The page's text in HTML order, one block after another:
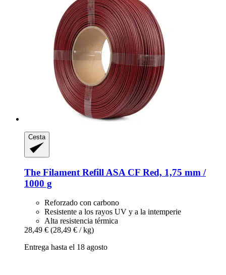
Cesta
The Filament Refill ASA CF Red, 1,75 mm /
1000 g
Reforzado con carbono
Resistente a los rayos UV y a la intemperie
Alta resistencia térmica
28,49 € (28,49 € / kg)
Entrega hasta el 18 agosto